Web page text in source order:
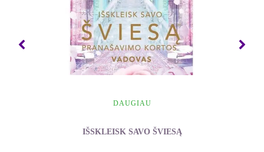
Thomas C. Chavez, homeopatas, knygos Body
Electronics (Kūno elektronika) autorius
DAUGIAU
IŠSKLEISK SAVO ŠVIESĄ